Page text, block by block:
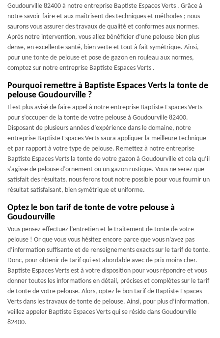
Goudourville 82400 à notre entreprise Baptiste Espaces Verts . Grâce à
notre savoir-faire et aux maîtrisent des techniques et méthodes ; nous
saurons vous assurer des travaux de qualité et conformes aux normes.
Après notre intervention, vous allez bénéficier d’une pelouse bien plus
dense, en excellente santé, bien verte et tout à fait symétrique. Ainsi,
pour une tonte de pelouse et pose de gazon en rouleau aux normes,
comptez sur notre entreprise Baptiste Espaces Verts .
Pourquoi remettre à Baptiste Espaces Verts la tonte de
pelouse Goudourville ?
Il est plus avisé de faire appel à notre entreprise Baptiste Espaces Verts
pour s’occuper de la tonte de votre pelouse à Goudourville 82400.
Disposant de plusieurs années d’expérience dans le domaine, notre
entreprise Baptiste Espaces Verts saura appliquer la meilleure technique
et par rapport à votre type de pelouse. Remettez à notre entreprise
Baptiste Espaces Verts la tonte de votre gazon à Goudourville et cela qu’il
s’agisse de pelouse d’ornement ou un gazon rustique. Vous ne serez que
satisfait des résultats, nous ferons tout notre possible pour vous fournir un
résultat satisfaisant, bien symétrique et uniforme.
Optez le bon tarif de tonte de votre pelouse à
Goudourville
Vous pensez effectuez l’entretien et le traitement de tonte de votre
pelouse ! Or que vous vous hésitez encore parce que vous n’avez pas
d’information suffisante et de renseignements exacts sur le tarif de tonte.
Donc, pour obtenir de tarif qui est abordable avec de prix moins cher.
Baptiste Espaces Verts est à votre disposition pour vous répondre et vous
donner toutes les informations en détail, précises et complètes sur le tarif
de tonte de votre pelouse. Alors, optez le bon tarif de Baptiste Espaces
Verts dans les travaux de tonte de pelouse. Ainsi, pour plus d’information,
veillez appeler Baptiste Espaces Verts qui se réside dans Goudourville
82400.